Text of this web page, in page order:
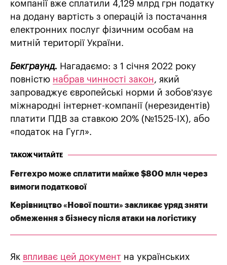
компанії вже сплатили 4,129 млрд грн податку
на додану вартість з операцій із постачання
електронних послуг фізичним особам на
митній території України.
Бекграунд. Нагадаємо: з 1 січня 2022 року
повністю набрав чинності закон, який
запроваджує європейські норми й зобов’язує
міжнародні інтернет-компанії (нерезидентів)
платити ПДВ за ставкою 20% (№1525-ІХ), або
«податок на Гугл».
ТАКОЖ ЧИТАЙТЕ
Ferrexpo може сплатити майже $800 млн через
вимоги податкової
Керівництво «Нової пошти» закликає уряд зняти
обмеження з бізнесу після атаки на логістику
Як впливає цей документ на українських